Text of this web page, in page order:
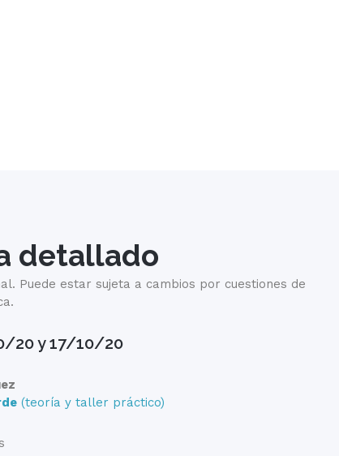
detallado
Puede estar sujeta a cambios por cuestiones de
20 y 17/10/20
(teoría y taller práctico)